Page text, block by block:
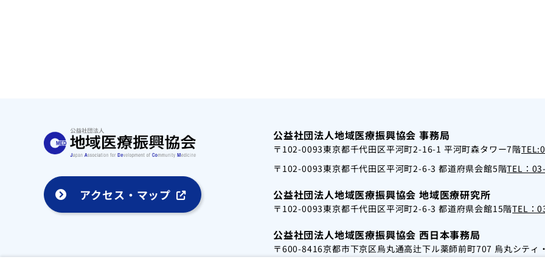
アクセス・マップ
公益社団法人地域医療振興協会 事務局
〒102-0093東京都千代田区平河町2-16-1 平河町森タワー7階
〒102-0093東京都千代田区平河町2-6-3 都道府県会館5階TEL：
公益社団法人地域医療振興協会 地域医療研究所
〒102-0093東京都千代田区平河町2-6-3 都道府県会館15階TEL：
公益社団法人地域医療振興協会 西日本事務局
〒600-8416京都市下京区烏丸通高辻下ル薬師前町707 烏丸シティ